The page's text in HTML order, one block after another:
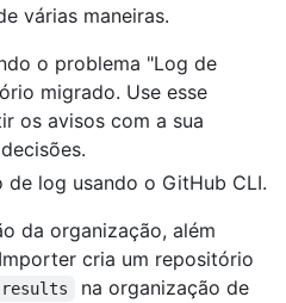
várias maneiras.
o problema "Log de
migrado. Use esse
os avisos com a sua
log usando o GitHub CLI.
da organização, além
cria um repositório
na organização de